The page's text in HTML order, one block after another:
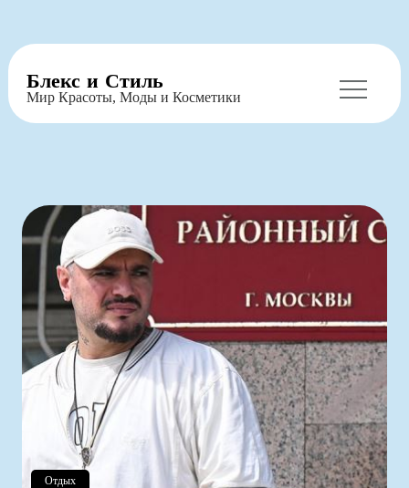
Перейти
содержимому
Блекс и Стиль
Мир Красоты, Моды и Косметики
Отдых